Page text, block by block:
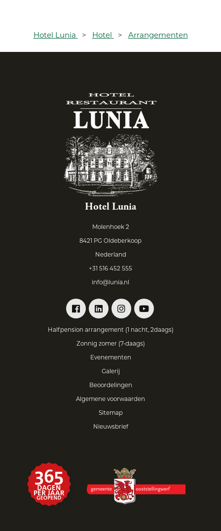
Hotel Lunia > Hotel > Arrangementen
Hotel Lunia
Molenhoek 2
8421 PG Oldeberkoop
Nederland
+31 516 452 555
info@lunia.nl
Halfpension arrangement (1 nacht, 2daags)
Zonnig zomer (7-daags)
Evenementen
Galerij
Beoordelingen
Algemene voorwaarden
Sitemap
Nieuwsbrief